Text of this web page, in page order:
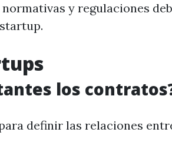
y regulaciones
los
definir las relaciones